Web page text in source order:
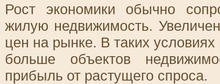
Рост экономики обычно
жилую недвижимость.
цен на рынке. В таких условиях
больше объектов
прибыль от растущего спроса.